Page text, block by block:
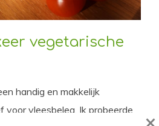
vegetarische
handig en makkelijk
voor vleesbeleg. Ik probeerde